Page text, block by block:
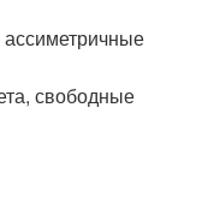
свободные